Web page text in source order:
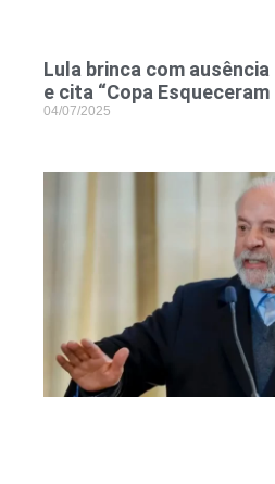
Lula brinca com
e cita “Copa Esqueceram
04/07/2025